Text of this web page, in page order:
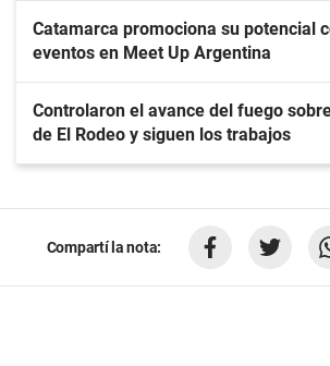
Catamarca promociona su potencial
eventos en Meet Up Argentina
Controlaron el avance del fuego
de El Rodeo y siguen los trabajos
Compartí la nota: